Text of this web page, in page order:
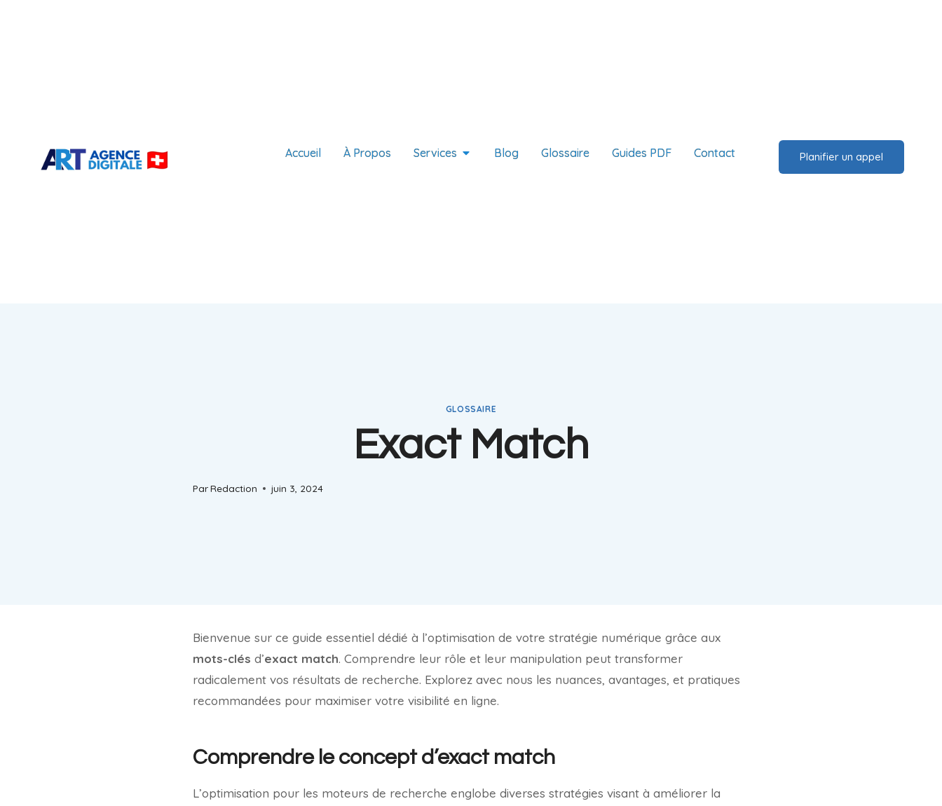
Accueil À Propos Services Blog Glossaire Guides PDF Contact Planifier un appel
GLOSSAIRE
Exact Match
ParRedaction juin 3, 2024
Bienvenue sur ce guide essentiel dédié à l’optimisation de votre stratégie numérique grâce aux
mots-clés d’exact match. Comprendre leur rôle et leur manipulation peut transformer
radicalement vos résultats de recherche. Explorez avec nous les nuances, avantages, et pratiques
recommandées pour maximiser votre visibilité en ligne.
Comprendre le concept d’exact match
L’optimisation pour les moteurs de recherche englobe diverses stratégies visant à améliorer la